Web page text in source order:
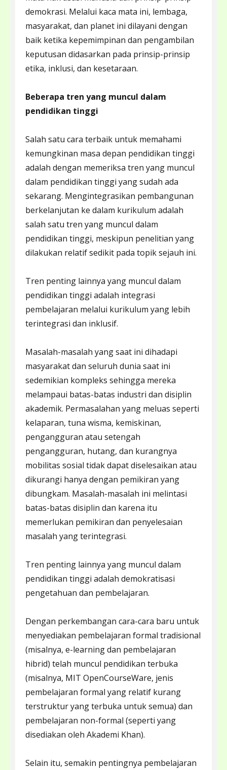
demokrasi. Melalui kaca mata ini, lembaga,
masyarakat, dan planet ini dilayani dengan
baik ketika kepemimpinan dan pengambilan
keputusan didasarkan pada prinsip-prinsip
etika, inklusi, dan kesetaraan.
Beberapa tren yang muncul dalam
pendidikan tinggi
Salah satu cara terbaik untuk memahami
kemungkinan masa depan pendidikan tinggi
adalah dengan memeriksa tren yang muncul
dalam pendidikan tinggi yang sudah ada
sekarang. Mengintegrasikan pembangunan
berkelanjutan ke dalam kurikulum adalah
salah satu tren yang muncul dalam
pendidikan tinggi, meskipun penelitian yang
dilakukan relatif sedikit pada topik sejauh ini.
Tren penting lainnya yang muncul dalam
pendidikan tinggi adalah integrasi
pembelajaran melalui kurikulum yang lebih
terintegrasi dan inklusif.
Masalah-masalah yang saat ini dihadapi
masyarakat dan seluruh dunia saat ini
sedemikian kompleks sehingga mereka
melampaui batas-batas industri dan disiplin
akademik. Permasalahan yang meluas seperti
kelaparan, tuna wisma, kemiskinan,
pengangguran atau setengah
pengangguran, hutang, dan kurangnya
mobilitas sosial tidak dapat diselesaikan atau
dikurangi hanya dengan pemikiran yang
dibungkam. Masalah-masalah ini melintasi
batas-batas disiplin dan karena itu
memerlukan pemikiran dan penyelesaian
masalah yang terintegrasi.
Tren penting lainnya yang muncul dalam
pendidikan tinggi adalah demokratisasi
pengetahuan dan pembelajaran.
Dengan perkembangan cara-cara baru untuk
menyediakan pembelajaran formal tradisional
(misalnya, e-learning dan pembelajaran
hibrid) telah muncul pendidikan terbuka
(misalnya, MIT OpenCourseWare, jenis
pembelajaran formal yang relatif kurang
terstruktur yang terbuka untuk semua) dan
pembelajaran non-formal (seperti yang
disediakan oleh Akademi Khan).
Selain itu, semakin pentingnya pembelajaran